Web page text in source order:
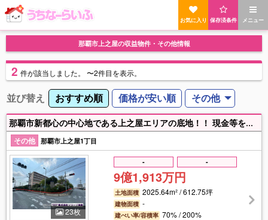
メニュー
保存済条件
お気に入り
那覇市上之屋の収益物件・その他情報
2 件が該当しました。 〜2件目を表示。
並び替え おすすめ順 価格が安い順 その他
那覇市新都心の中心地である上之屋エリアの底地！！ 現金等を不動産に変えたい資産替えや将来的なアパート・マンション用地に♪（相続税対策※法改正に要注意） 3番2の他の持分についても相談下さい。
その他 那覇市上之屋1丁目
23枚
- -
9億1,913万円
土地面積 2025.64m² / 612.75坪
建物面積 -
建ぺい率/容積率 70% / 200%